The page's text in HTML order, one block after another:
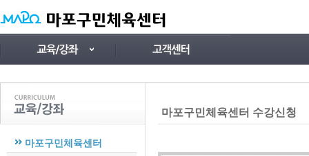
마포구민체육센터
마포구민체육센터 수강신청